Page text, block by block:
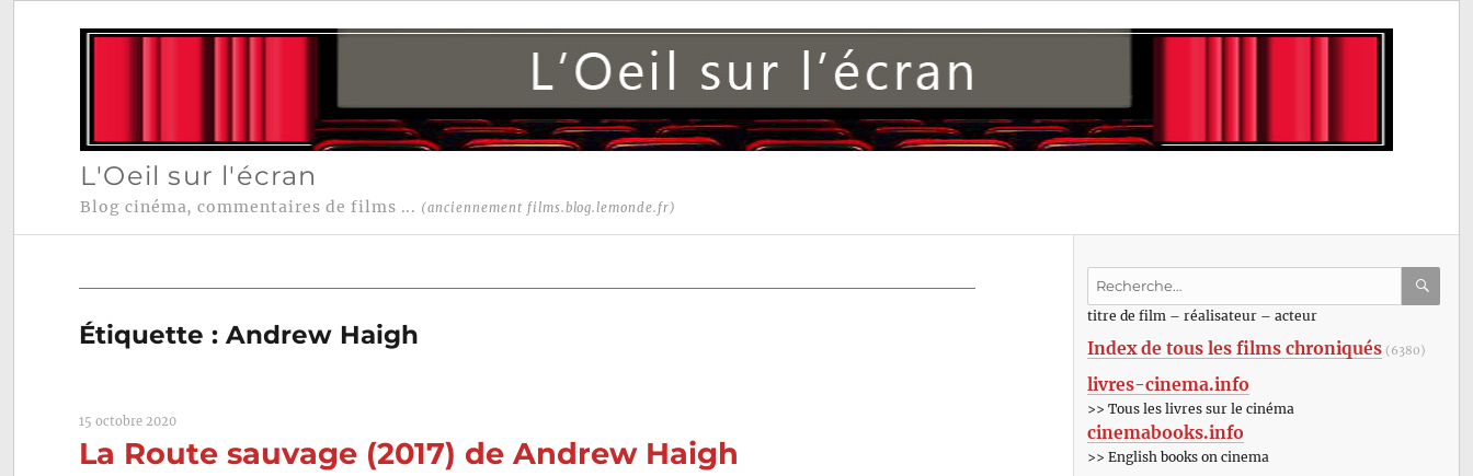
L'Oeil sur l'écran
Blog cinéma, commentaires de films ... (anciennement films.blog.lemonde.fr)
Étiquette :Andrew Haigh
15 octobre 2020
La Route sauvage (2017) de Andrew Haigh
Recherche
:titre de film – réalisateur – acteur
Index de tous les films chroniqués (6380)
livres-cinema.info
>> Tous les livres sur le cinéma
cinemabooks.info
>> English books on cinema